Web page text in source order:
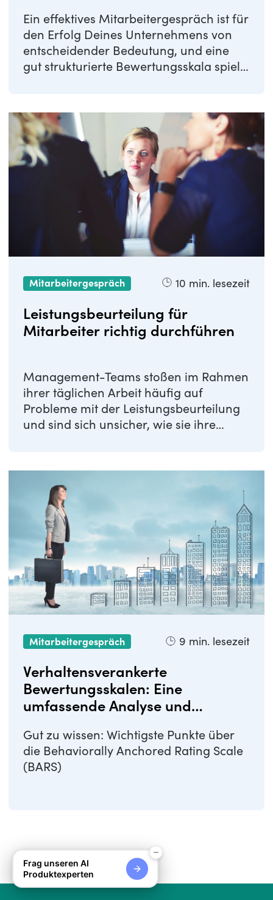
Ein effektives Mitarbeitergespräch ist für
den Erfolg Deines Unternehmens von
entscheidender Bedeutung, und eine
gut strukturierte Bewertungsskala spielt
Mitarbeitergespräch 10 min. lesezeit
Leistungsbeurteilung für
Mitarbeiter richtig durchführen
Management-Teams stoßen im Rahmen
ihrer täglichen Arbeit häufig auf
Probleme mit der Leistungsbeurteilung
und sind sich unsicher, wie sie ihre
Mitarbeitergespräch 9 min. lesezeit
Verhaltensverankerte
Bewertungsskalen: Eine
umfassende Analyse und
Gut zu wissen: Wichtigste Punkte über
die Behaviorally Anchored Rating Scale
(BARS)
Frag unseren AI
Produktexperten